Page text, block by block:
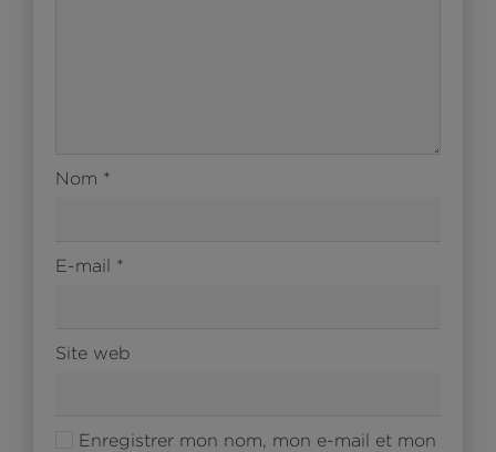
Nom *
E-mail *
Site web
Enregistrer mon nom, mon e-mail et mon